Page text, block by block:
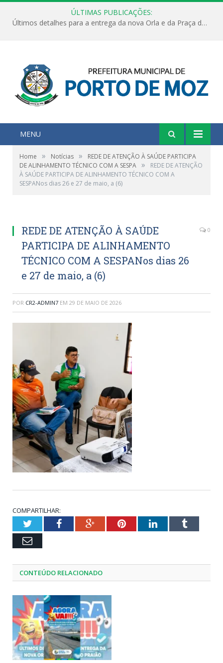
ÚLTIMAS PUBLICAÇÕES:
Últimos detalhes para a entrega da nova Orla e da Praça do Praião
MENU
Home » Notícias »
REDE DE ATENÇÃO À SAÚDE PARTICIPA
DE ALINHAMENTO TÉCNICO COM A SESPA »
REDE DE ATENÇÃO
À SAÚDE PARTICIPA DE ALINHAMENTO TÉCNICO COM A
SESPANos dias 26 e 27 de maio, a (6)
REDE DE ATENÇÃO À SAÚDE
PARTICIPA DE ALINHAMENTO
TÉCNICO COM A SESPANos dias 26
e 27 de maio, a (6)
0
POR CR2-ADMIN7 EM 29 DE MAIO DE 2026
COMPARTILHAR:
TwitterFacebookGoogle+PinterestLinkedInTumblr
Email
CONTEÚDO RELACIONADO